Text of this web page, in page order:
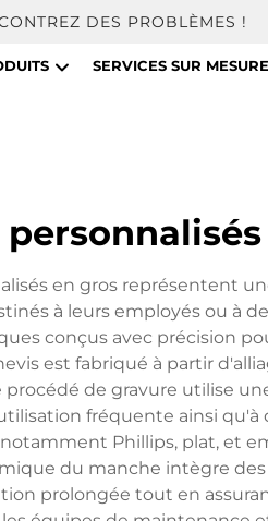
DES PROBLÈMES !
SERVICES SUR MESURE
en gros représentent
à leurs employés ou à
conçus avec précision
est fabriqué à partir
de gravure utilise
fréquente ainsi
Phillips, plat, et
du manche intègre
prolongée tout en